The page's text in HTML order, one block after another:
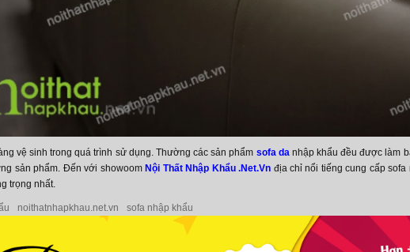
vệ sinh trong quá trình sử dụng. Thường các sản phẩm sofa danhập khẩu đều được làm
sản phẩm. Đến với showoom Nội Thất Nhập Khẩu .Net.Vn địa chỉ nổi tiếng cung cấp
trọng nhất.
noithatnhapkhau.net.vn sofa nhập khẩu